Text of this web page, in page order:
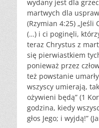
wydany jest dla
martwych dla
(Rzymian 4:25)
(…) i ci poginęli,
teraz Chrystus z
się pierwiastkiem
ponieważ przez
też powstanie
wszyscy umierają,
ożywieni będą” (1
godzina, kiedy
głos Jego; i wyjdą!”